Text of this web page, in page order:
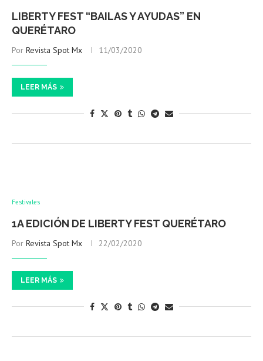
LIBERTY FEST “BAILAS Y AYUDAS” EN
QUERÉTARO
Por Revista Spot Mx 11/03/2020
LEER MÁS
Festivales
1A EDICIÓN DE LIBERTY FEST QUERÉTARO
Por Revista Spot Mx 22/02/2020
LEER MÁS